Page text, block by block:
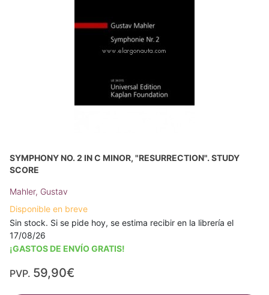
SYMPHONY NO. 2 IN C MINOR, "RESURRECTION". STUDY
SCORE
Mahler, Gustav
Disponible en breve
Sin stock. Si se pide hoy, se estima recibir en la librería el
17/08/26
¡GASTOS DE ENVÍO GRATIS!
PVP. 59,90€